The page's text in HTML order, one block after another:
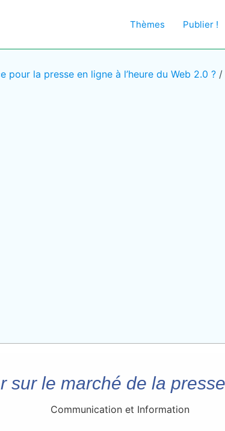
Thèmes Publier !
pour la presse en ligne à l’heure du Web 2.0 ? /
sur le marché de la
Communication et Information